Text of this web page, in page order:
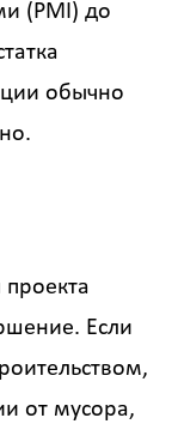
(PMI) до
обычно
Если
от мусора,